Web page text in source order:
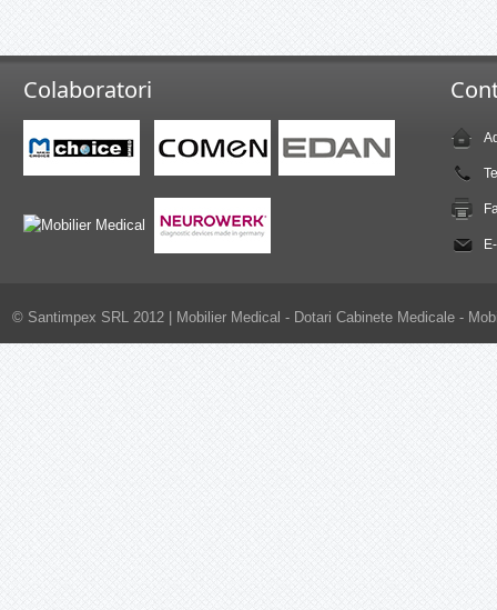
Colaboratori
© Santimpex SRL 2012 | Mobilier Medical - Dotari Cabinete Medicale -